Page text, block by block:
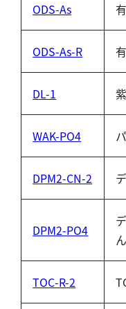
ODS-As
ODS-As-R
DL-1
WAK-PO4
DPM2-CN-2
DPM2-PO4
TOC-R-2
硫化物（硫化水素
亜硫酸
硫酸
窒素
硝酸
りん
りん酸
全りん